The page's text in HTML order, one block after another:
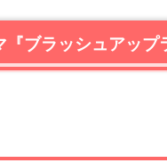
『ブラッシュアッ